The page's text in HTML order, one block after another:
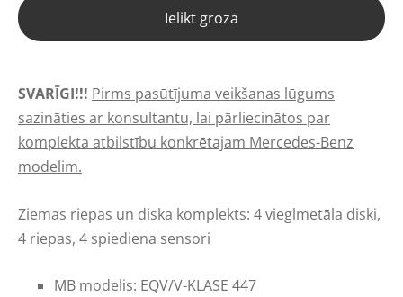
Ielikt grozā
SVARĪGI!!! Pirms pasūtījuma veikšanas lūgums
sazināties ar konsultantu, lai pārliecinātos par
komplekta atbilstību konkrētajam Mercedes-Benz
modelim.
Ziemas riepas un diska komplekts: 4 vieglmetāla diski,
4 riepas, 4 spiediena sensori
MB modelis: EQV/V-KLASE 447